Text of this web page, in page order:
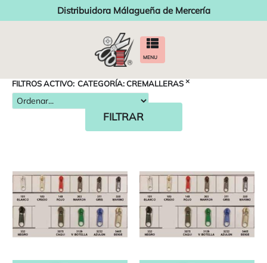
Distribuidora Málagueña de Mercería
MENU
FILTROS ACTIVO: CATEGORÍA:CREMALLERAS ×
FILTRAR